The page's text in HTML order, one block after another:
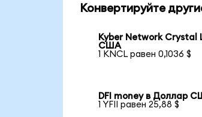
Конвертируйте
Kyber Network Crystal
США
1 KNCL равен 0,1036 $
DFI money в Доллар
1 YFII равен 25,88 $